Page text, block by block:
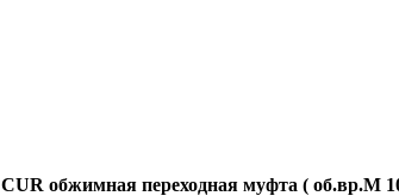
CUR обжимная переходная муфта ( об.вр.М